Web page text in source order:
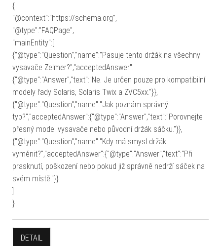
{
"@context":"https://schema.org",
"@type":"FAQPage",
"mainEntity":[
{"@type":"Question","name":"Pasuje tento držák na všechny
vysavače Zelmer?","acceptedAnswer":
{"@type":"Answer","text":"Ne. Je určen pouze pro kompatibilní
modely řady Solaris, Solaris Twix a ZVC5xx."}},
{"@type":"Question","name":"Jak poznám správný
typ?","acceptedAnswer":{"@type":"Answer","text":"Porovnejte
přesný model vysavače nebo původní držák sáčku."}},
{"@type":"Question","name":"Kdy má smysl držák
vyměnit?","acceptedAnswer":{"@type":"Answer","text":"Při
prasknutí, poškození nebo pokud již správně nedrží sáček na
svém místě."}}
]
}
DETAIL